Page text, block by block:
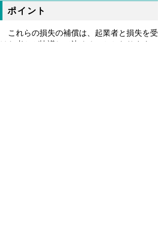
ポイント
これらの損失の補償は、起業者と損失を受
けた者とが協議して決めることとなります。